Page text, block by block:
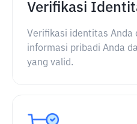
Verifikasi
Verifikasi identitas Anda
informasi pribadi Anda
yang valid.